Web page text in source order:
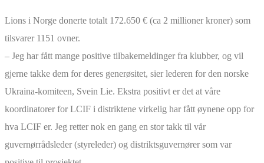
Lions i Norge donerte totalt 172.650 € (ca 2 millioner kroner) som
tilsvarer 1151 ovner.
– Jeg har fått mange positive tilbakemeldinger fra klubber, og vil
gjerne takke dem for deres generøsitet, sier lederen for den norske
Ukraina-komiteen, Svein Lie. Ekstra positivt er det at våre
koordinatorer for LCIF i distriktene virkelig har fått øynene opp for
hva LCIF er. Jeg retter nok en gang en stor takk til vår
guvernørrådsleder (styreleder) og distriktsguvernører som var